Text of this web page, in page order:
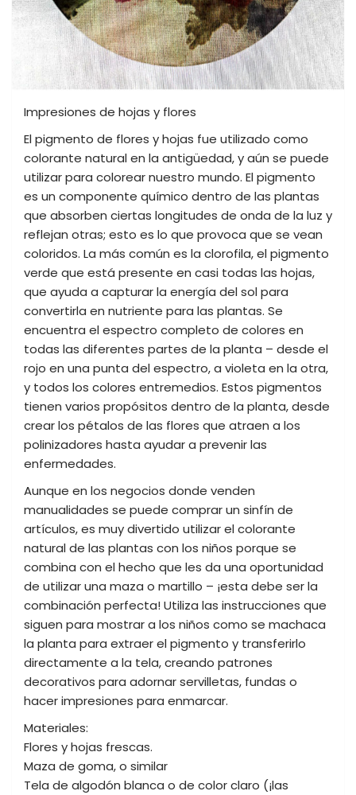
Impresiones de hojas y flores
El pigmento de flores y hojas fue utilizado como
colorante natural en la antigüedad, y aún se puede
utilizar para colorear nuestro mundo. El pigmento
es un componente químico dentro de las plantas
que absorben ciertas longitudes de onda de la luz y
reflejan otras; esto es lo que provoca que se vean
coloridos. La más común es la clorofila, el pigmento
verde que está presente en casi todas las hojas,
que ayuda a capturar la energía del sol para
convertirla en nutriente para las plantas. Se
encuentra el espectro completo de colores en
todas las diferentes partes de la planta – desde el
rojo en una punta del espectro, a violeta en la otra,
y todos los colores entremedios. Estos pigmentos
tienen varios propósitos dentro de la planta, desde
crear los pétalos de las flores que atraen a los
polinizadores hasta ayudar a prevenir las
enfermedades.
Aunque en los negocios donde venden
manualidades se puede comprar un sinfín de
artículos, es muy divertido utilizar el colorante
natural de las plantas con los niños porque se
combina con el hecho que les da una oportunidad
de utilizar una maza o martillo – ¡esta debe ser la
combinación perfecta! Utiliza las instrucciones que
siguen para mostrar a los niños como se machaca
la planta para extraer el pigmento y transferirlo
directamente a la tela, creando patrones
decorativos para adornar servilletas, fundas o
hacer impresiones para enmarcar.
Materiales:
Flores y hojas frescas.
Maza de goma, o similar
Tela de algodón blanca o de color claro (¡las